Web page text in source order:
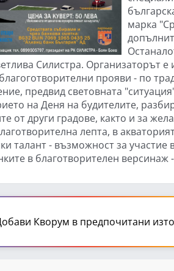
марка
Силистра. Организаторът е
прояви - по
предвид световната
на Деня на будителите,
от други градове, както и за
лепта, в
талант - възможност за участие
в благотворителен версинаж
Кворум в предпочитани